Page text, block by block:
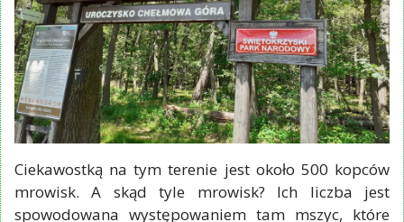
Ciekawostką na tym terenie jest około 500 kopców
mrowisk. A skąd tyle mrowisk? Ich liczba jest
spowodowana występowaniem tam mszyc, które